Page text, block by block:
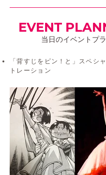
EVENT
当日のイベントプ
「背すじをピン！と」スペシ
トレーション